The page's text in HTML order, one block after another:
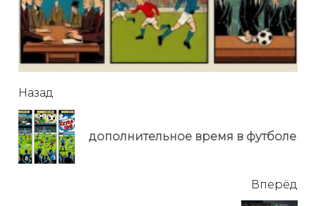
читать
еще
Назад
дополнительное время в футболе
Вперёд